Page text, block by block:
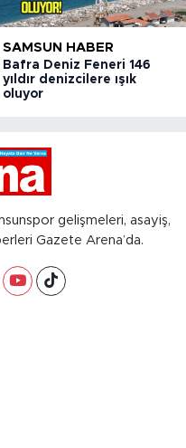
SAMSUN HABER
Bafra Deniz Feneri 146
yıldır denizcilere ışık
oluyor
gelişmeleri, asayiş,
Gazete Arena’da.